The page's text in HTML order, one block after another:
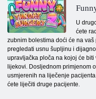
U
ćete
zubnim bolestima doći će na
pregledati usnu šupljinu i
upravljačka ploča na kojoj će
lijekovi. Dosljednom primjenom
usmjerenih na liječenje
ćete liječiti druge pacijente.